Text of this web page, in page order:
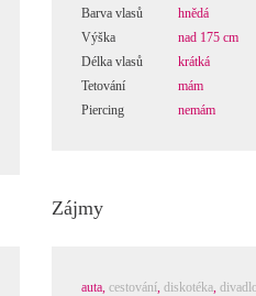
Barva vlasů
hnědá
Výška
nad 175 cm
Délka vlasů
krátká
Tetování
mám
Piercing
nemám
Zájmy
auta,cestování,diskotéka,